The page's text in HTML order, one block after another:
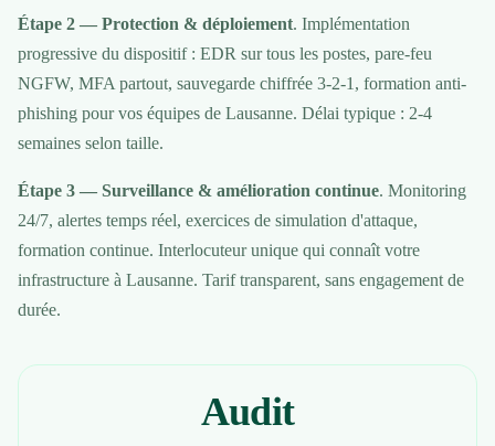
Étape 2 — Protection & déploiement. Implémentation
progressive du dispositif : EDR sur tous les postes, pare-feu
NGFW, MFA partout, sauvegarde chiffrée 3-2-1, formation anti-
phishing pour vos équipes de Lausanne. Délai typique : 2-4
semaines selon taille.
Étape 3 — Surveillance & amélioration continue. Monitoring
24/7, alertes temps réel, exercices de simulation d'attaque,
formation continue. Interlocuteur unique qui connaît votre
infrastructure à Lausanne. Tarif transparent, sans engagement de
durée.
Audit